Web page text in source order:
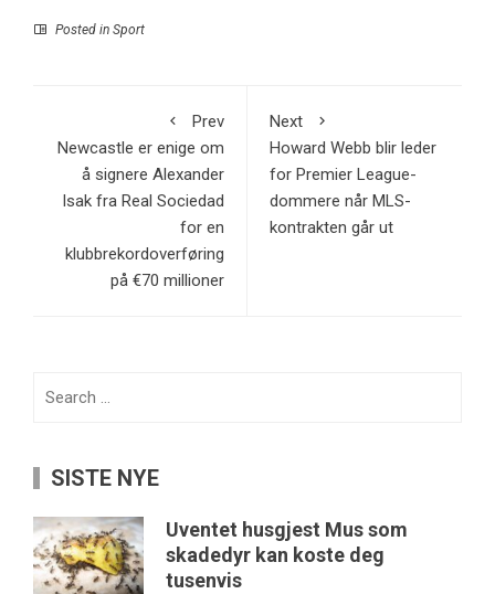
Posted in Sport
Prev
Newcastle er enige om
å signere Alexander
Isak fra Real Sociedad
for en
klubbrekordoverføring
på €70 millioner
Next
Howard Webb blir leder
for Premier League-
dommere når MLS-
kontrakten går ut
SISTE NYE
Uventet husgjest Mus som
skadedyr kan koste deg
tusenvis